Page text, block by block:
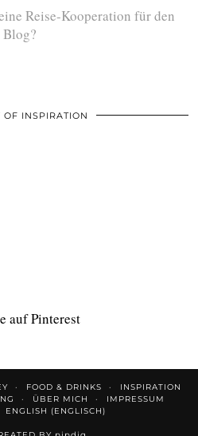
Reise-Kooperation für den
Blog?
OF INSPIRATION
auf Pinterest
FOOD & DRINKS
INSPIRATION
ÜBER MICH
IMPRESSUM
ENGLISH (ENGLISCH)